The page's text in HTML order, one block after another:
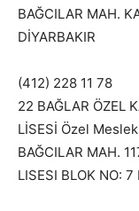
BAĞCILAR MAH.
DİYARBAKIR
(412) 228 11 78
22 BAĞLAR ÖZEL
LİSESİ Özel
BAĞCILAR MAH.
LISESI BLOK NO: